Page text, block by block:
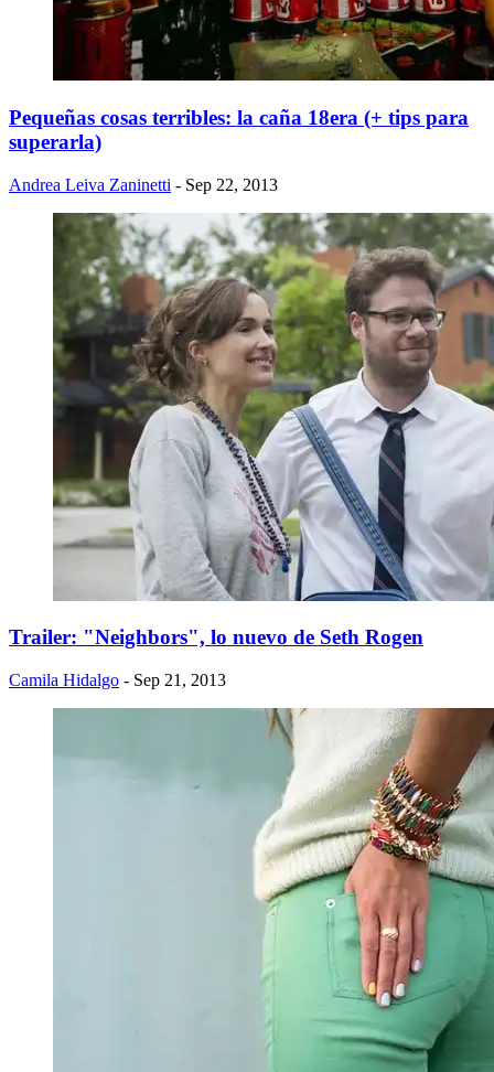
Pequeñas cosas terribles: la caña 18era (+ tips para
superarla)
Andrea Leiva Zaninetti - Sep 22, 2013
Trailer: "Neighbors", lo nuevo de Seth Rogen
Camila Hidalgo - Sep 21, 2013